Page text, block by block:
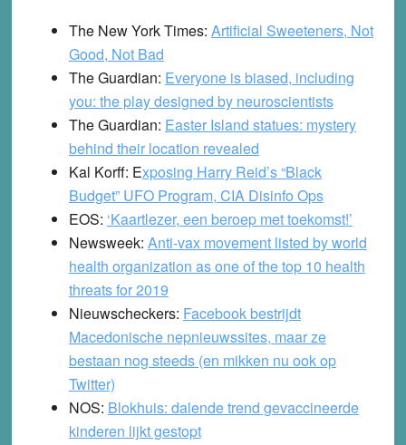
The New York Times: Artificial Sweeteners, Not
Good, Not Bad
The Guardian: Everyone is biased, including
you: the play designed by neuroscientists
The Guardian: Easter Island statues: mystery
behind their location revealed
Kal Korff: Exposing Harry Reid’s “Black
Budget” UFO Program, CIA Disinfo Ops
EOS: ‘Kaartlezer, een beroep met toekomst!’
Newsweek: Anti-vax movement listed by world
health organization as one of the top 10 health
threats for 2019
Nieuwscheckers: Facebook bestrijdt
Macedonische nepnieuwssites, maar ze
bestaan nog steeds (en mikken nu ook op
Twitter)
NOS: Blokhuis: dalende trend gevaccineerde
kinderen lijkt gestopt